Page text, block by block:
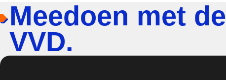
Meedoen met de
VVD.